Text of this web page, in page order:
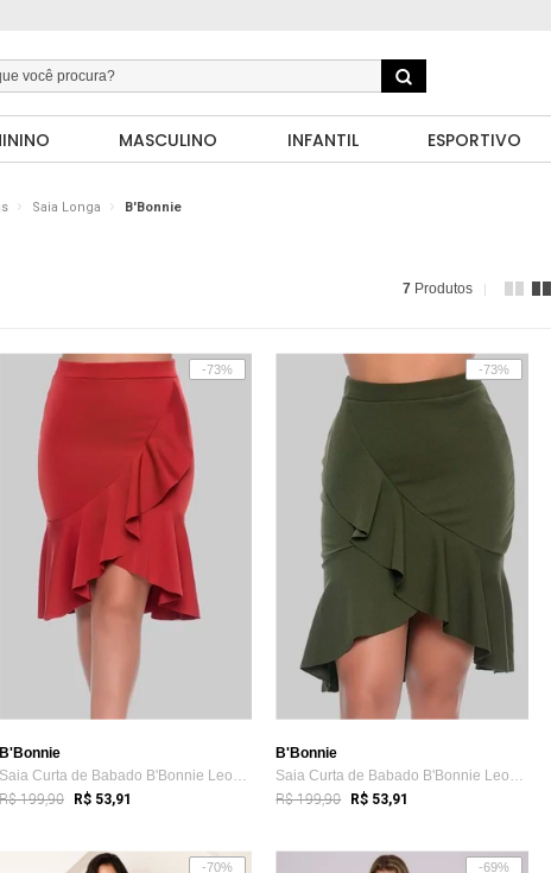
MASCULINO INFANTIL ESPORTIVO
Saia Longa B'Bonnie
7 Produtos
-73%
B'Bonnie
Saia Curta de Babado B'Bonnie Leonora Terra
R$ 199,90 R$ 53,91
-73%
B'Bonnie
Saia Curta de Babado B'Bonnie Leonora Ve...
R$ 199,90 R$ 53,91
-70% -69%